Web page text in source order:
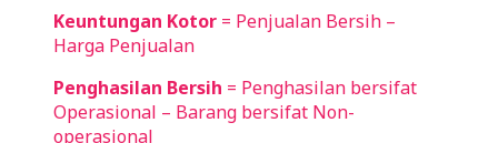
Keuntungan Kotor = Penjualan Bersih –
Harga Penjualan
Penghasilan Bersih = Penghasilan bersifat
Operasional – Barang bersifat Non-
operasional